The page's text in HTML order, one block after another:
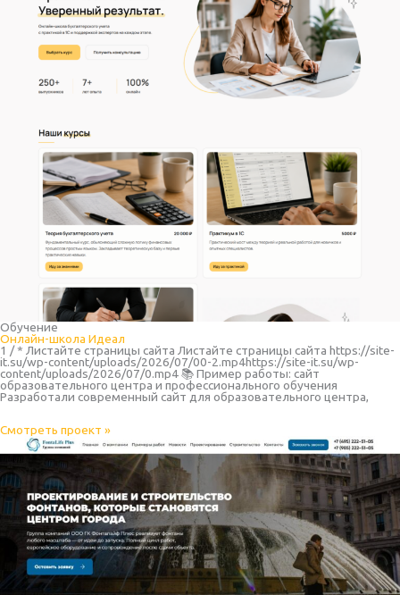
Обучение
Онлайн-школа Идеал
1 / * Листайте страницы сайта Листайте страницы сайта https://site-
it.su/wp-content/uploads/2026/07/00-2.mp4https://site-it.su/wp-
content/uploads/2026/07/0.mp4 📚 Пример работы: сайт
образовательного центра и профессионального обучения
Разработали современный сайт для образовательного центра,
Смотреть проект »